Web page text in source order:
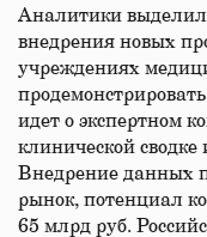
Аналитики
внедрения новых
учреждениях
идет о экспертном
клинической
Внедрение данных
рынок, потенциал
65 млрд руб.